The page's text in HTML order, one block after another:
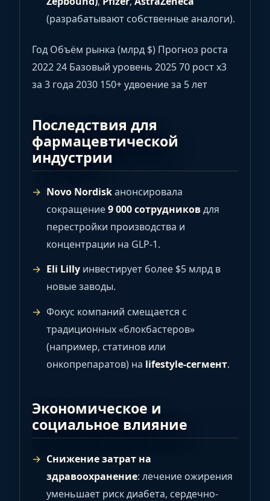
(разрабатывают собственные аналоги).
Год Объём рынка (млрд $) Прогноз роста
2022 24 Базовый уровень 2025 70 рост x3
за 3 года 2030 150+ удвоение за 5 лет
Последствия для
фармацевтической
индустрии
Novo Nordiskанонсировала
сокращение9 000 сотрудниковдля
перестройки производства и
концентрации на GLP-1.
Eli Lilly инвестирует более $5 млрд в
новые заводы.
Фокус компаний смещается с
традиционных «блокбастеров»
(например, статинов или
онкопрепаратов) на lifestyle-сегмент.
Экономическое и
социальное влияние
Снижение затрат на
здравоохранение: лечение ожирения
уменьшает риск диабета, сердечно-